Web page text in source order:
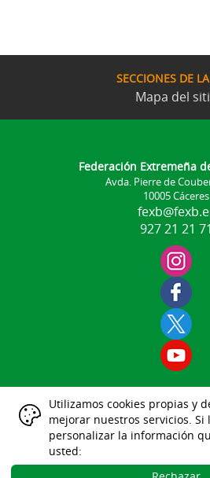
SECCIONES DE
Mapa del
Federación Extremeña
Avda. Pierre de
10005 Cáceres
927 21 21 71
Aviso Legal
|
Datos
||||
Utilizamos cookies propias y
mejorar nuestros servicios. Si
personalizar la información
usted: